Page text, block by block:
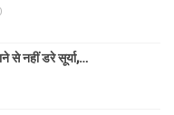
से नहीं डरे सूर्या,…